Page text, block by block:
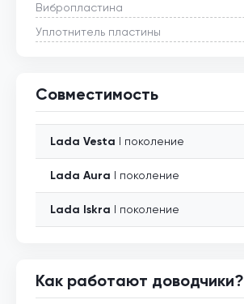
Вибропластина
Уплотнитель пластины
Совместимость
Lada Vesta I поколение
Lada Aura I поколение
Lada Iskra I поколение
Как работают доводчики?